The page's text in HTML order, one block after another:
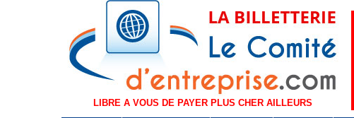
LIBRE A VOUS DE PAYER PLUS CHER AILLEURS